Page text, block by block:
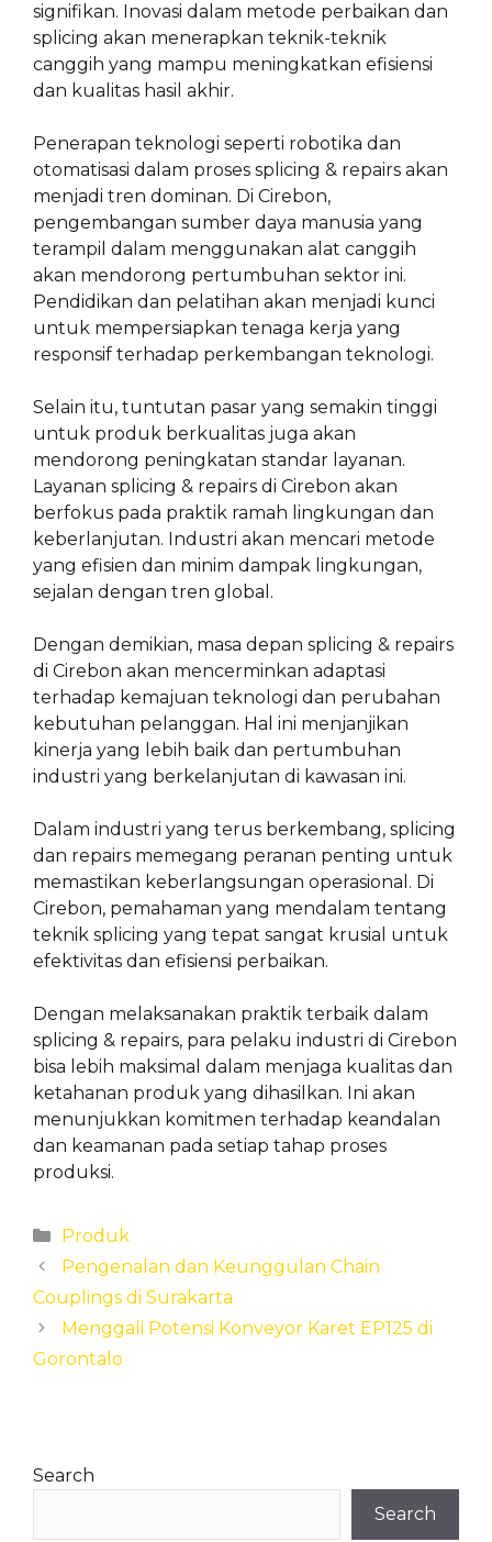
signifikan. Inovasi dalam metode perbaikan dan
splicing akan menerapkan teknik-teknik
canggih yang mampu meningkatkan efisiensi
dan kualitas hasil akhir.
Penerapan teknologi seperti robotika dan
otomatisasi dalam proses splicing & repairs akan
menjadi tren dominan. Di Cirebon,
pengembangan sumber daya manusia yang
terampil dalam menggunakan alat canggih
akan mendorong pertumbuhan sektor ini.
Pendidikan dan pelatihan akan menjadi kunci
untuk mempersiapkan tenaga kerja yang
responsif terhadap perkembangan teknologi.
Selain itu, tuntutan pasar yang semakin tinggi
untuk produk berkualitas juga akan
mendorong peningkatan standar layanan.
Layanan splicing & repairs di Cirebon akan
berfokus pada praktik ramah lingkungan dan
keberlanjutan. Industri akan mencari metode
yang efisien dan minim dampak lingkungan,
sejalan dengan tren global.
Dengan demikian, masa depan splicing & repairs
di Cirebon akan mencerminkan adaptasi
terhadap kemajuan teknologi dan perubahan
kebutuhan pelanggan. Hal ini menjanjikan
kinerja yang lebih baik dan pertumbuhan
industri yang berkelanjutan di kawasan ini.
Dalam industri yang terus berkembang, splicing
dan repairs memegang peranan penting untuk
memastikan keberlangsungan operasional. Di
Cirebon, pemahaman yang mendalam tentang
teknik splicing yang tepat sangat krusial untuk
efektivitas dan efisiensi perbaikan.
Dengan melaksanakan praktik terbaik dalam
splicing & repairs, para pelaku industri di Cirebon
bisa lebih maksimal dalam menjaga kualitas dan
ketahanan produk yang dihasilkan. Ini akan
menunjukkan komitmen terhadap keandalan
dan keamanan pada setiap tahap proses
produksi.
Categories
Produk
Pengenalan dan Keunggulan Chain
Couplings di Surakarta
Menggali Potensi Konveyor Karet EP125 di
Gorontalo
Search
Search